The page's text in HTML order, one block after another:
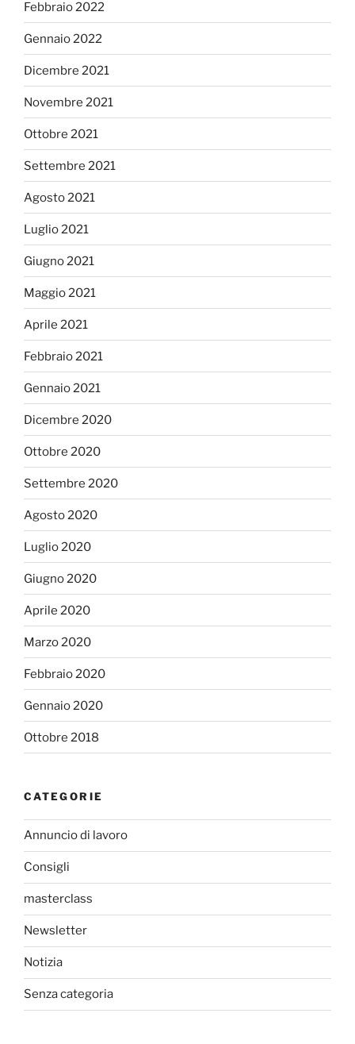
Febbraio 2022
Gennaio 2022
Dicembre 2021
Novembre 2021
Ottobre 2021
Settembre 2021
Agosto 2021
Luglio 2021
Giugno 2021
Maggio 2021
Aprile 2021
Febbraio 2021
Gennaio 2021
Dicembre 2020
Ottobre 2020
Settembre 2020
Agosto 2020
Luglio 2020
Giugno 2020
Aprile 2020
Marzo 2020
Febbraio 2020
Gennaio 2020
Ottobre 2018
CATEGORIE
Annuncio di lavoro
Consigli
masterclass
Newsletter
Notizia
Senza categoria